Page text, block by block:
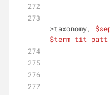
>taxonomy,
$term_tit_patt